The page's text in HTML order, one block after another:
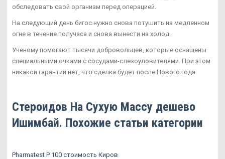
обследовать свой организм перед операцией.
На следующий день бигос нужно снова потушить на медленном
огне в течение получаса и снова вынести на холод.
Ученому помогают тысячи добровольцев, которые оснащены
специальными очками с сосудами-слезоуловителями. При этом
никакой гарантии нет, что сделка будет после Нового года.
Стероидов На Сухую Массу дешево
Ишимбай. Похожие статьи категории
Pharmatest P 100 стоимость Киров